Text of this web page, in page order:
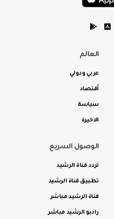
العالم
عربي ودولي
أقتصاد
سياسة
الاخيرة
الوصول السريع
تردد قناة الرشيد
تطبيق قناة الرشيد
قناة الرشيد مباشر
راديو الرشيد مباشر